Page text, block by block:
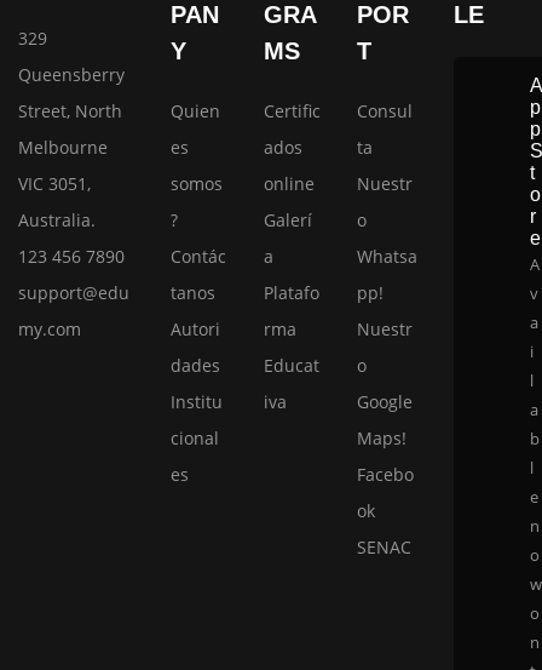
329
Queensberry
Street, North
Melbourne
VIC 3051,
Australia.
123 456 7890
support@edu
my.com
PAN
Y
Quien
es
somos
?
Contác
tanos
Autori
dades
Institu
cional
es
GRA
MS
Certific
ados
online
Galerí
a
Platafo
rma
Educat
iva
POR
T
Consul
ta
Nuestr
o
Whatsa
pp!
Nuestr
o
Google
Maps!
Facebo
ok
SENAC
LE
p
p
t
o
r
e
A
v
a
i
l
a
b
l
e
n
o
w
o
n